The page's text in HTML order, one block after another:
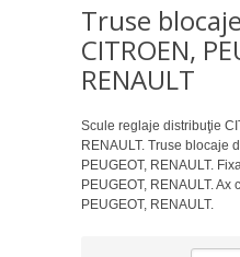
Truse
CITROEN,
RENAULT
Scule reglaje distribuţie
RENAULT. Truse blocaje
PEUGEOT, RENAULT.
PEUGEOT, RENAULT. Ax
PEUGEOT, RENAULT.